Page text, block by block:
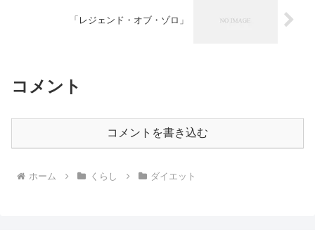
「レジェンド・オブ・ゾロ」
コメント
コメントを書き込む
ホーム くらし ダイエット